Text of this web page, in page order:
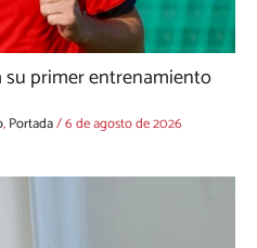
primer entrenamiento
,Portada/6 de agosto de 2026